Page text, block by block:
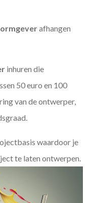
afhangen
inhuren die
50 euro en 100
van de ontwerper,
waardoor je
te laten ontwerpen.